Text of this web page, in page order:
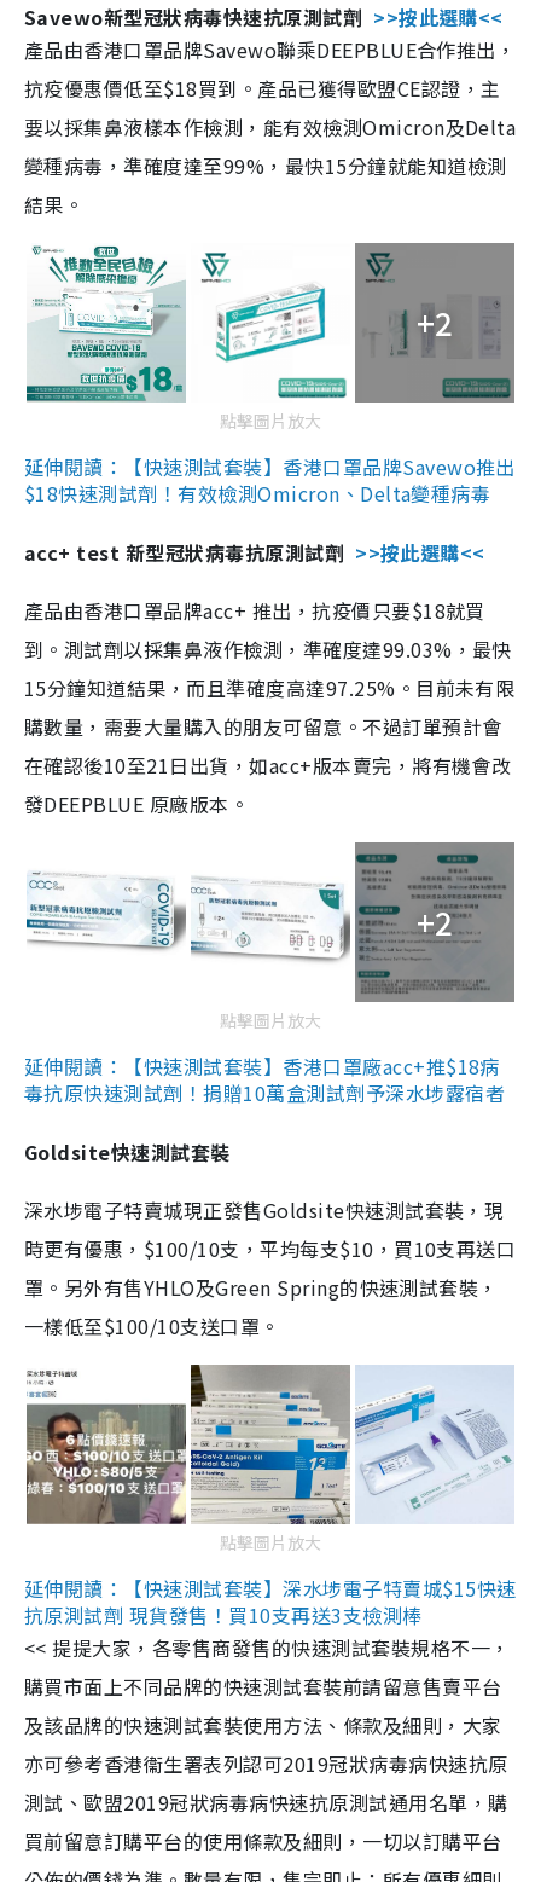
Savewo新型冠狀病毒快速抗原測試劑 >>按此選購<<
產品由香港口罩品牌Savewo聯乘DEEPBLUE合作推出，
抗疫優惠價低至$18買到。產品已獲得歐盟CE認證，主
要以採集鼻液樣本作檢測，能有效檢測Omicron及Delta
變種病毒，準確度達至99%，最快15分鐘就能知道檢測
結果。
+2
點擊圖片放大
延伸閱讀：【快速測試套裝】香港口罩品牌Savewo推出
$18快速測試劑！有效檢測Omicron、Delta變種病毒
acc+ test 新型冠狀病毒抗原測試劑 >>按此選購<<
產品由香港口罩品牌acc+ 推出，抗疫價只要$18就買
到。測試劑以採集鼻液作檢測，準確度達99.03%，最快
15分鐘知道結果，而且準確度高達97.25%。目前未有限
購數量，需要大量購入的朋友可留意。不過訂單預計會
在確認後10至21日出貨，如acc+版本賣完，將有機會改
發DEEPBLUE 原廠版本。
+2
點擊圖片放大
延伸閱讀：【快速測試套裝】香港口罩廠acc+推$18病
毒抗原快速測試劑！捐贈10萬盒測試劑予深水埗露宿者
Goldsite快速測試套裝
深水埗電子特賣城現正發售Goldsite快速測試套裝，現
時更有優惠，$100/10支，平均每支$10，買10支再送口
罩。另外有售YHLO及Green Spring的快速測試套裝，
一樣低至$100/10支送口罩。
點擊圖片放大
延伸閱讀：【快速測試套裝】深水埗電子特賣城$15快速
抗原測試劑 現貨發售！買10支再送3支檢測棒
<< 提提大家，各零售商發售的快速測試套裝規格不一，
購買市面上不同品牌的快速測試套裝前請留意售賣平台
及該品牌的快速測試套裝使用方法、條款及細則，大家
亦可參考香港衞生署表列認可2019冠狀病毒病快速抗原
測試、歐盟2019冠狀病毒病快速抗原測試通用名單，購
買前留意訂購平台的使用條款及細則，一切以訂購平台